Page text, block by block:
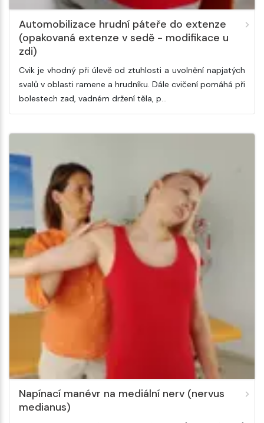
Automobilizace hrudní páteře do extenze
(opakovaná extenze v sedě - modifikace u
zdi)
Cvik je vhodný při úlevě od ztuhlosti a uvolnění napjatých
svalů v oblasti ramene a hrudníku. Dále cvičení pomáhá při
bolestech zad, vadném držení těla, p…
Napínací manévr na mediální nerv (nervus
medianus)